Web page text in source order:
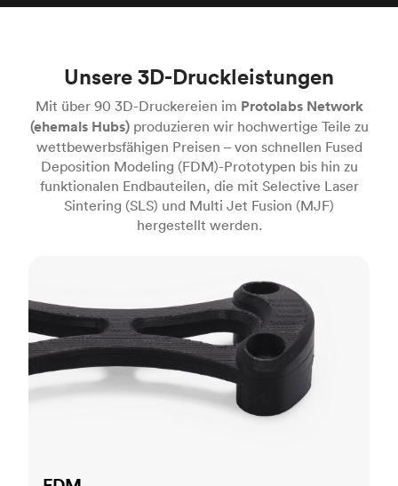
Unsere 3D-Druckleistungen
Mit über 90 3D-Druckereien im Protolabs Network
(ehemals Hubs)produzieren wir hochwertige Teile zu
wettbewerbsfähigen Preisen – von schnellen Fused
Deposition Modeling (FDM)-Prototypen bis hin zu
funktionalen Endbauteilen, die mit Selective Laser
Sintering (SLS) und Multi Jet Fusion (MJF)
hergestellt werden.